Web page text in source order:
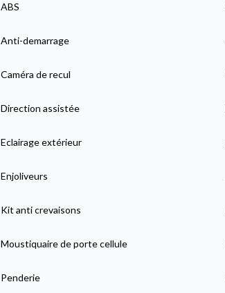
ABS
Anti-demarrage
Caméra de recul
Direction assistée
Eclairage extérieur
Enjoliveurs
Kit anti crevaisons
Moustiquaire de porte cellule
Penderie